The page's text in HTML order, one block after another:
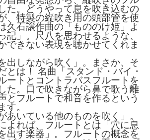
た。どうやって息を吹き込むの
、特製の縦吹き用の頭部管を使
久石譲作曲の「もののけ姫」よ
記」。尺八を思わせるような、
できない表現を聴かせてくれま
しながら吹く」。まさか、そ
とは！ 名曲「スタンド・バイ・
ートとコントラバスフルートを
た。口で吹きながら鼻で歌う離
とフルートで和音を作るという
す。
いている他のものを吹く」。
よれば、フルートとは「穴に息
出す楽器」。フルートの概念を